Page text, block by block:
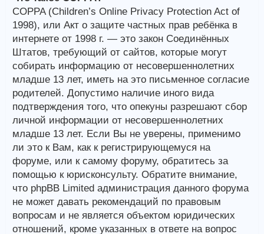
COPPA (Children’s Online Privacy Protection Act of
1998), или Акт о защите частных прав ребёнка в
интернете от 1998 г. — это закон Соединённых
Штатов, требующий от сайтов, которые могут
собирать информацию от несовершеннолетних
младше 13 лет, иметь на это письменное согласие
родителей. Допустимо наличие иного вида
подтверждения того, что опекуны разрешают сбор
личной информации от несовершеннолетних
младше 13 лет. Если Вы не уверены, применимо
ли это к Вам, как к регистрирующемуся на
форуме, или к самому форуму, обратитесь за
помощью к юрисконсульту. Обратите внимание,
что phpBB Limited администрация данного форума
не может давать рекомендаций по правовым
вопросам и не является объектом юридических
отношений, кроме указанных в ответе на вопрос